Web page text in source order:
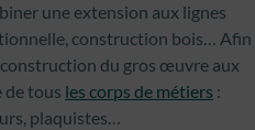
une extension aux lignes
construction bois… Afin
du gros œuvre aux
tous les corps de métiers :
plaquistes…